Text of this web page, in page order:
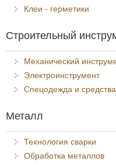
Клеи - герметики
Строительный
Механический
Электроинструмент
Спецодежда и
Металл
Технология сварки
Обработка металлов